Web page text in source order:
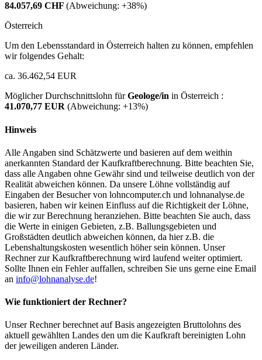
84.057,69 CHF (Abweichung: +38%)
Österreich
Um den Lebensstandard in Österreich halten zu können, empfehlen
wir folgendes Gehalt:
ca. 36.462,54 EUR
Möglicher Durchschnittslohn fürGeologe/in in Österreich :
41.070,77 EUR (Abweichung: +13%)
Hinweis
Alle Angaben sind Schätzwerte und basieren auf dem weithin
anerkannten Standard der Kaufkraftberechnung. Bitte beachten Sie,
dass alle Angaben ohne Gewähr sind und teilweise deutlich von der
Realität abweichen können. Da unsere Löhne vollständig auf
Eingaben der Besucher von lohncomputer.ch und lohnanalyse.de
basieren, haben wir keinen Einfluss auf die Richtigkeit der Löhne,
die wir zur Berechnung heranziehen. Bitte beachten Sie auch, dass
die Werte in einigen Gebieten, z.B. Ballungsgebieten und
Großstädten deutlich abweichen können, da hier z.B. die
Lebenshaltungskosten wesentlich höher sein können. Unser
Rechner zur Kaufkraftberechnung wird laufend weiter optimiert.
Sollte Ihnen ein Fehler auffallen, schreiben Sie uns gerne eine Email
an info@lohnanalyse.de!
Wie funktioniert der Rechner?
Unser Rechner berechnet auf Basis angezeigten Bruttolohns des
aktuell gewählten Landes den um die Kaufkraft bereinigten Lohn
der jeweiligen anderen Länder.